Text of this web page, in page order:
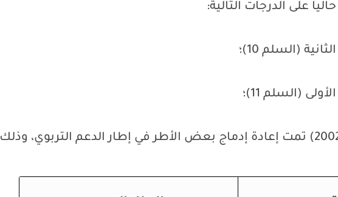
على الدرجات التالية:
(السلم 10)؛
(السلم 11)؛
وتطبيقا للمرسوم الجديد (2002) تمت إعادة إدماج بعض الأطر في إطار الدعم التربوي، وذلك